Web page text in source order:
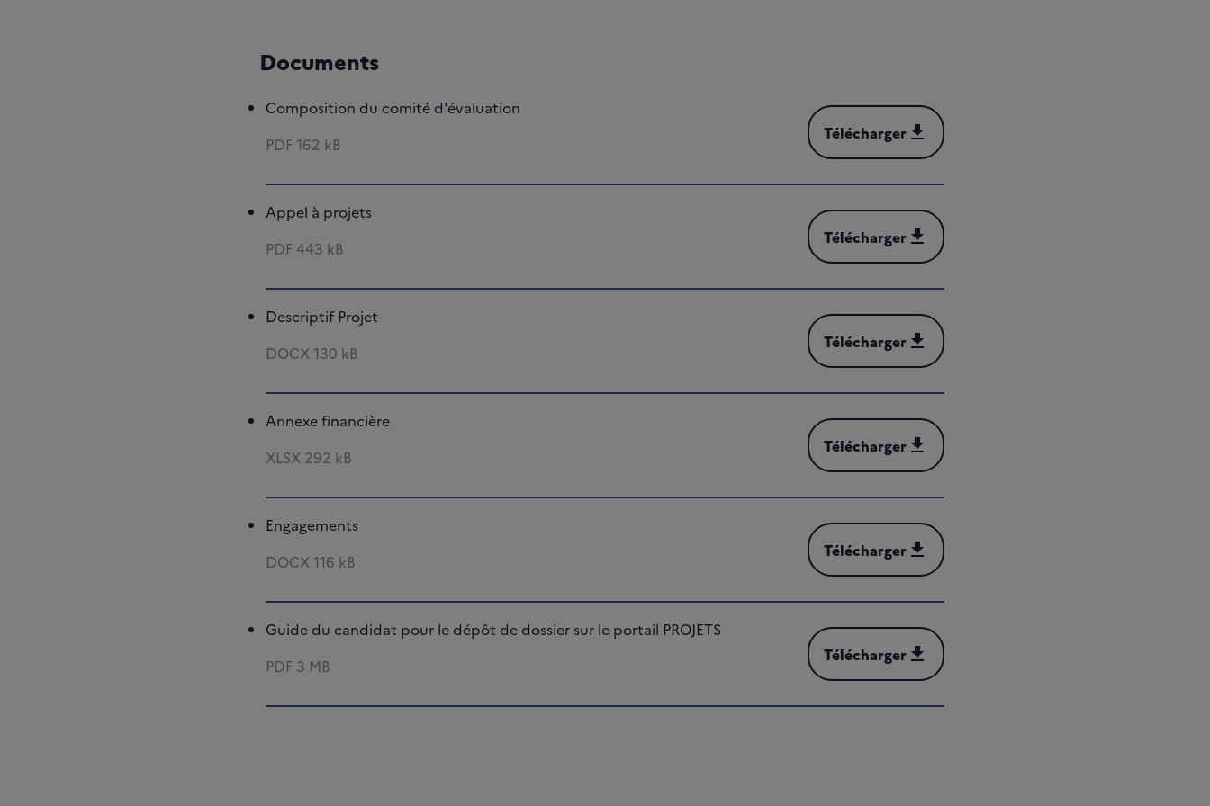
Documents
Composition du comité d'évaluation
PDF162 kB
Télécharger
Télécharger (PDF - 162 kB)
Appel à projets
PDF 443 kB
Télécharger
Télécharger (PDF - 443 kB)
Descriptif Projet
DOCX 130 kB
Télécharger
Télécharger (DOCX - 130 kB)
Annexe financière
XLSX 292 kB
Télécharger
Télécharger (XLSX - 292 kB)
Engagements
DOCX 116 kB
Télécharger
Télécharger (DOCX - 116 kB)
Guide du candidat pour le dépôt de dossier sur le portail PROJETS
PDF 3 MB
Télécharger
Télécharger (PDF - 3 MB)